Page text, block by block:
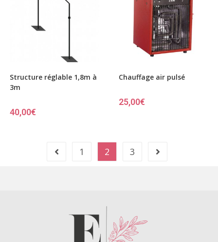
Structure réglable 1,8m à
3m
40,00€
Chauffage air pulsé
25,00€
1 2 3